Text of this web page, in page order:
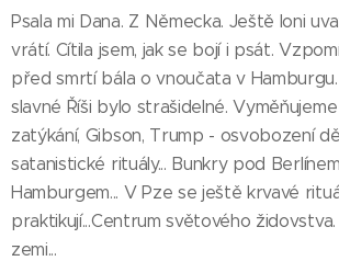
Psala mi Dana. Z Německa. Ještě loni
vrátí. Cítila jsem, jak se bojí i psát.
před smrtí bála o vnoučata v
slavné Říši bylo strašidelné.
zatýkání, Gibson, Trump - osvobození
satanistické rituály... Bunkry pod
Hamburgem... V Pze se ještě krvavé
praktikují...Centrum světového
zemi...